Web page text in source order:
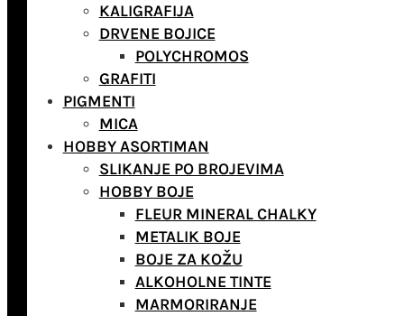
KALIGRAFIJA
DRVENE BOJICE
POLYCHROMOS
GRAFITI
PIGMENTI
MICA
HOBBY ASORTIMAN
SLIKANJE PO BROJEVIMA
HOBBY BOJE
FLEUR MINERAL CHALKY
METALIK BOJE
BOJE ZA KOŽU
ALKOHOLNE TINTE
MARMORIRANJE